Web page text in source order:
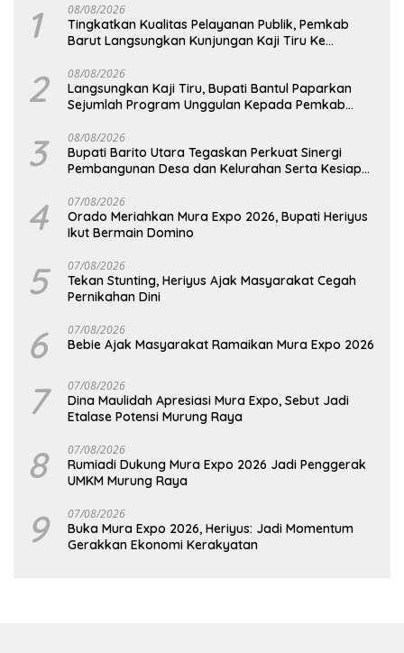
1 08/08/2026
Tingkatkan Kualitas Pelayanan Publik, Pemkab
Barut Langsungkan Kunjungan Kaji Tiru Ke
2 08/08/2026
Langsungkan Kaji Tiru, Bupati Bantul Paparkan
Sejumlah Program Unggulan Kepada Pemkab
3 08/08/2026
Bupati Barito Utara Tegaskan Perkuat Sinergi
Pembangunan Desa dan Kelurahan Serta Kesiapan
4 07/08/2026
Orado Meriahkan Mura Expo 2026, Bupati Heriyus
Ikut Bermain Domino
5 07/08/2026
Tekan Stunting, Heriyus Ajak Masyarakat Cegah
Pernikahan Dini
6 07/08/2026
Bebie Ajak Masyarakat Ramaikan Mura Expo 2026
7 07/08/2026
Dina Maulidah Apresiasi Mura Expo, Sebut Jadi
Etalase Potensi Murung Raya
8 07/08/2026
Rumiadi Dukung Mura Expo 2026 Jadi Penggerak
UMKM Murung Raya
9 07/08/2026
Buka Mura Expo 2026, Heriyus: Jadi Momentum
Gerakkan Ekonomi Kerakyatan